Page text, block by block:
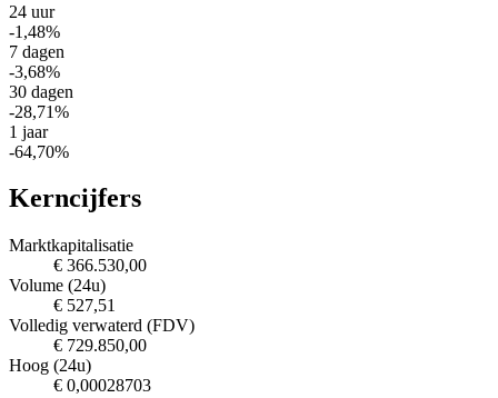
24 uur
-1,48%
7 dagen
-3,68%
30 dagen
-28,71%
1 jaar
-64,70%
Kerncijfers
Marktkapitalisatie
€ 366.530,00
Volume (24u)
€ 527,51
Volledig verwaterd (FDV)
€ 729.850,00
Hoog (24u)
€ 0,00028703